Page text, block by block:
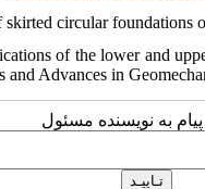
circular foundations
of the lower and
Advances in
به نویسنده مسئول